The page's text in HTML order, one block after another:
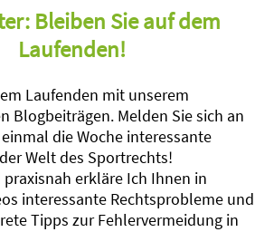
Bleiben Sie auf dem
Laufenden!
Laufenden mit unserem
Blogbeiträgen. Melden Sie sich an
die Woche interessante
Welt des Sportrechts!
erkläre Ich Ihnen in
interessante Rechtsprobleme und
Tipps zur Fehlervermeidung in